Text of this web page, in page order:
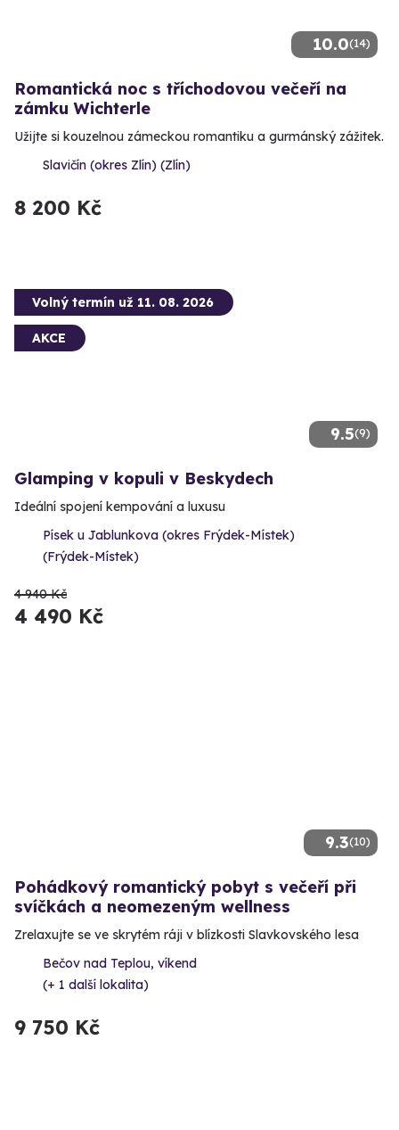
10.0(14)
Romantická noc s tříchodovou večeří na
zámku Wichterle
Užijte si kouzelnou zámeckou romantiku a gurmánský zážitek.
Slavičín (okres Zlín) (Zlín)
8 200 Kč
9.5(9)
Volný termín už 11. 08. 2026
AKCE
Glamping v kopuli v Beskydech
Ideální spojení kempování a luxusu
Písek u Jablunkova (okres Frýdek-Místek)
(Frýdek-Místek)
4 940 Kč
4 490 Kč
9.3(10)
Pohádkový romantický pobyt s večeří při
svíčkách a neomezeným wellness
Zrelaxujte se ve skrytém ráji v blízkosti Slavkovského lesa
Bečov nad Teplou, víkend
(+ 1 další lokalita)
9 750 Kč